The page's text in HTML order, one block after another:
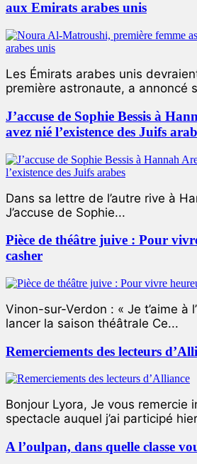
aux Emirats arabes unis
Les Émirats arabes unis
première astronaute, a annoncé
J’accuse de Sophie Bessis à
avez nié l’existence des Juifs
Dans sa lettre de l’autre rive à
J’accuse de Sophie...
Pièce de théâtre juive : Pour
casher
Vinon-sur-Verdon : « Je t’aime à
lancer la saison théâtrale Ce...
Remerciements des lecteurs
Bonjour Lyora, Je vous remercie
spectacle auquel j’ai participé
A l’oulpan, dans quelle classe